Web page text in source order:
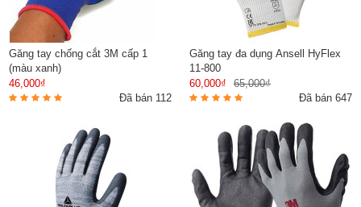
Găng tay chống cắt 3M cấp 1
(màu xanh)
46,000₫
Đã bán 112
Găng tay đa dụng Ansell HyFlex
11-800
60,000₫
65,000₫
Đã bán 647